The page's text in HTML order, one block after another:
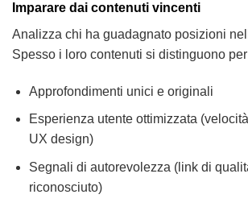
Imparare dai contenuti vincenti
Analizza chi ha guadagnato posizioni
Spesso i loro contenuti si distinguono
Approfondimenti unici e originali
Esperienza utente ottimizzata
UX design)
Segnali di autorevolezza (link di
riconosciuto)